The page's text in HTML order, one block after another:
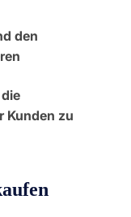
den
Kunden zu